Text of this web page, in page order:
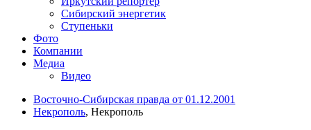
Сибирский энергетик
Ступеньки
Фото
Компании
Медиа
Видео
Восточно-Сибирская правда от 01.12.2001
Некрополь, Некрополь